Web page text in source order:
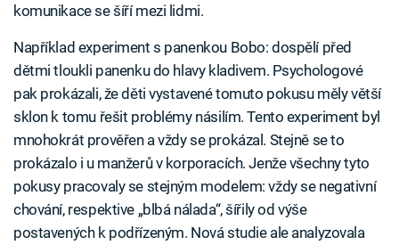
komunikace se šíří mezi lidmi.
Například experiment s panenkou Bobo: dospělí před
dětmi tloukli panenku do hlavy kladivem. Psychologové
pak prokázali, že děti vystavené tomuto pokusu měly větší
sklon k tomu řešit problémy násilím. Tento experiment byl
mnohokrát prověřen a vždy se prokázal. Stejně se to
prokázalo i u manžerů v korporacích. Jenže všechny tyto
pokusy pracovaly se stejným modelem: vždy se negativní
chování, respektive „blbá nálada“, šířily od výše
postavených k podřízeným. Nová studie ale analyzovala